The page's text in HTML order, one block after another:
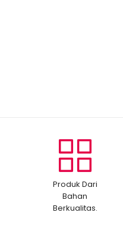
Produk Dari
Bahan
Berkualitas.